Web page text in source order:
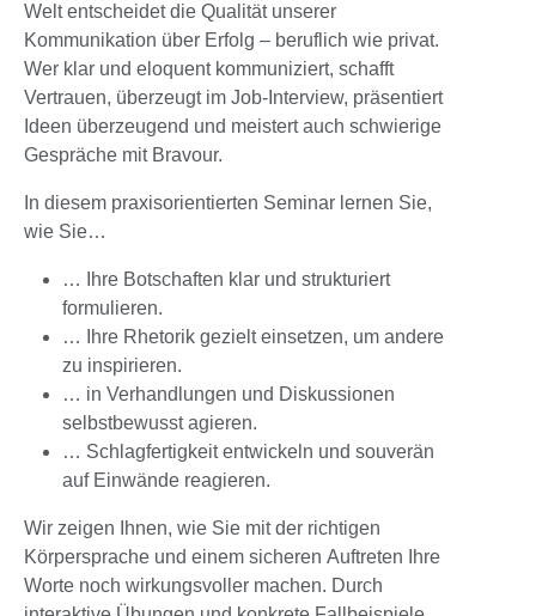
Welt entscheidet die Qualität unserer
Kommunikation über Erfolg – beruflich wie privat.
Wer klar und eloquent kommuniziert, schafft
Vertrauen, überzeugt im Job-Interview, präsentiert
Ideen überzeugend und meistert auch schwierige
Gespräche mit Bravour.
In diesem praxisorientierten Seminar lernen Sie,
wie Sie…
… Ihre Botschaften klar und strukturiert
formulieren.
… Ihre Rhetorik gezielt einsetzen, um andere
zu inspirieren.
… in Verhandlungen und Diskussionen
selbstbewusst agieren.
… Schlagfertigkeit entwickeln und souverän
auf Einwände reagieren.
Wir zeigen Ihnen, wie Sie mit der richtigen
Körpersprache und einem sicheren Auftreten Ihre
Worte noch wirkungsvoller machen. Durch